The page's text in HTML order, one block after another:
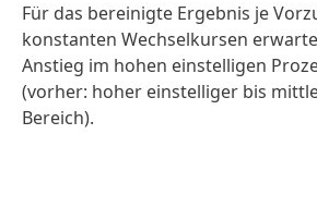
Für das bereinigte Ergebnis je
konstanten Wechsel­kursen
Anstieg im hohen einstelligen
(vorher: hoher einstelliger bis
Bereich).